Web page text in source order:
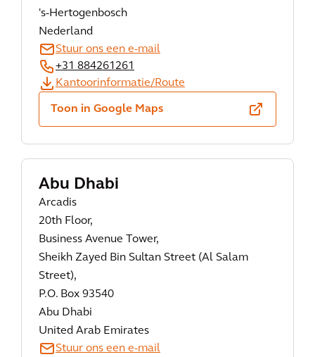
's-Hertogenbosch
Nederland
Stuur ons een e-mail
+31 884261261
Kantoorinformatie/Route
Toon in Google Maps
Abu Dhabi
Arcadis
20th Floor,
Business Avenue Tower,
Sheikh Zayed Bin Sultan Street (Al Salam
Street),
P.O. Box 93540
Abu Dhabi
United Arab Emirates
Stuur ons een e-mail